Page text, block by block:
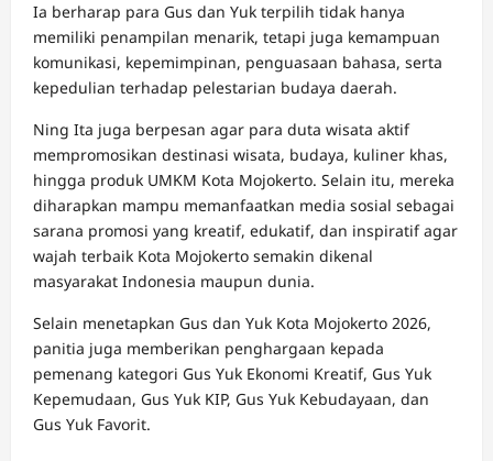
Ia berharap para Gus dan Yuk terpilih tidak hanya
memiliki penampilan menarik, tetapi juga kemampuan
komunikasi, kepemimpinan, penguasaan bahasa, serta
kepedulian terhadap pelestarian budaya daerah.
Ning Ita juga berpesan agar para duta wisata aktif
mempromosikan destinasi wisata, budaya, kuliner khas,
hingga produk UMKM Kota Mojokerto. Selain itu, mereka
diharapkan mampu memanfaatkan media sosial sebagai
sarana promosi yang kreatif, edukatif, dan inspiratif agar
wajah terbaik Kota Mojokerto semakin dikenal
masyarakat Indonesia maupun dunia.
Selain menetapkan Gus dan Yuk Kota Mojokerto 2026,
panitia juga memberikan penghargaan kepada
pemenang kategori Gus Yuk Ekonomi Kreatif, Gus Yuk
Kepemudaan, Gus Yuk KIP, Gus Yuk Kebudayaan, dan
Gus Yuk Favorit.